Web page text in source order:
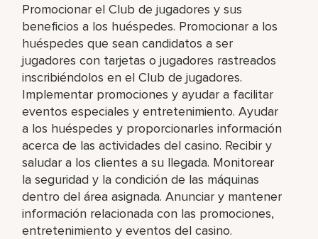
Promocionar el Club de jugadores y sus
beneficios a los huéspedes. Promocionar a los
huéspedes que sean candidatos a ser
jugadores con tarjetas o jugadores rastreados
inscribiéndolos en el Club de jugadores.
Implementar promociones y ayudar a facilitar
eventos especiales y entretenimiento. Ayudar
a los huéspedes y proporcionarles información
acerca de las actividades del casino. Recibir y
saludar a los clientes a su llegada. Monitorear
la seguridad y la condición de las máquinas
dentro del área asignada. Anunciar y mantener
información relacionada con las promociones,
entretenimiento y eventos del casino.